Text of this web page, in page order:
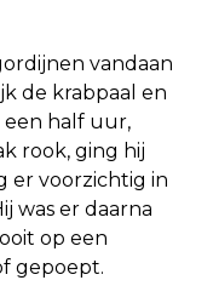
vandaan
de krabpaal en
een half uur,
rook, ging hij
er voorzichtig in
was er daarna
op een
gepoept.